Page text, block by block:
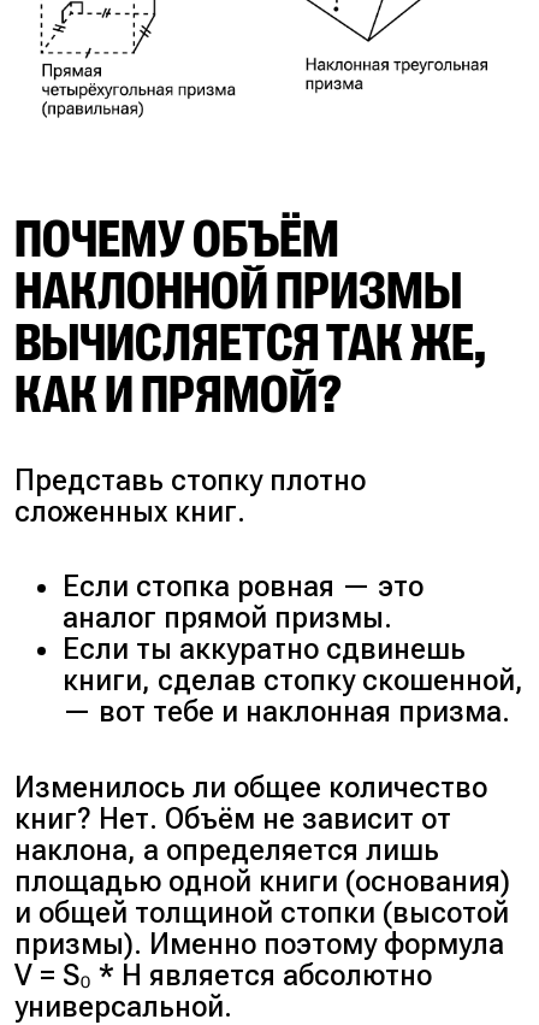
ПОЧЕМУ ОБЪЁМ
НАКЛОННОЙ ПРИЗМЫ
ВЫЧИСЛЯЕТСЯ ТАК ЖЕ,
КАК И ПРЯМОЙ?
Представь стопку плотно
сложенных книг.
Если стопка ровная — это
аналог прямой призмы.
Если ты аккуратно сдвинешь
книги, сделав стопку скошенной,
— вот тебе и наклонная призма.
Изменилось ли общее количество
книг? Нет. Объём не зависит от
наклона, а определяется лишь
площадью одной книги (основания)
и общей толщиной стопки (высотой
призмы). Именно поэтому формула
V = S₀ * H является абсолютно
универсальной.